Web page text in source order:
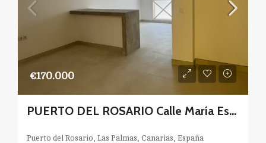
€170.000
PUERTO DEL ROSARIO Calle María Estrada
Puerto del Rosario, Las Palmas, Canarias, España